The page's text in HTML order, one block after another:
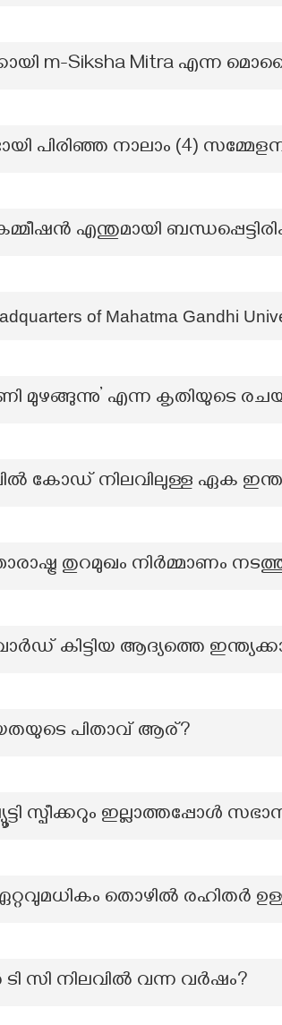
m-Siksha Mitra എന്ന
പിരിഞ്ഞ നാലാം (4)
എന്തുമായി
of Mahatma Gandhi
മുഴങ്ങുന്നു’ എന്ന കൃതിയുടെ
കോഡ് നിലവിലുള്ള ഏക
തുറമുഖം നിർമ്മാണം
കിട്ടിയ ആദ്യത്തെ
പിതാവ് ആര്?
സ്പീക്കറും ഇല്ലാത്തപ്പോൾ
തൊഴിൽ രഹിതർ
സി നിലവിൽ വന്ന വർഷം?